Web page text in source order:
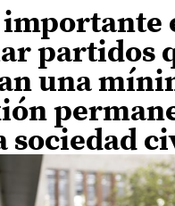
importante
partidos
una
sociedad